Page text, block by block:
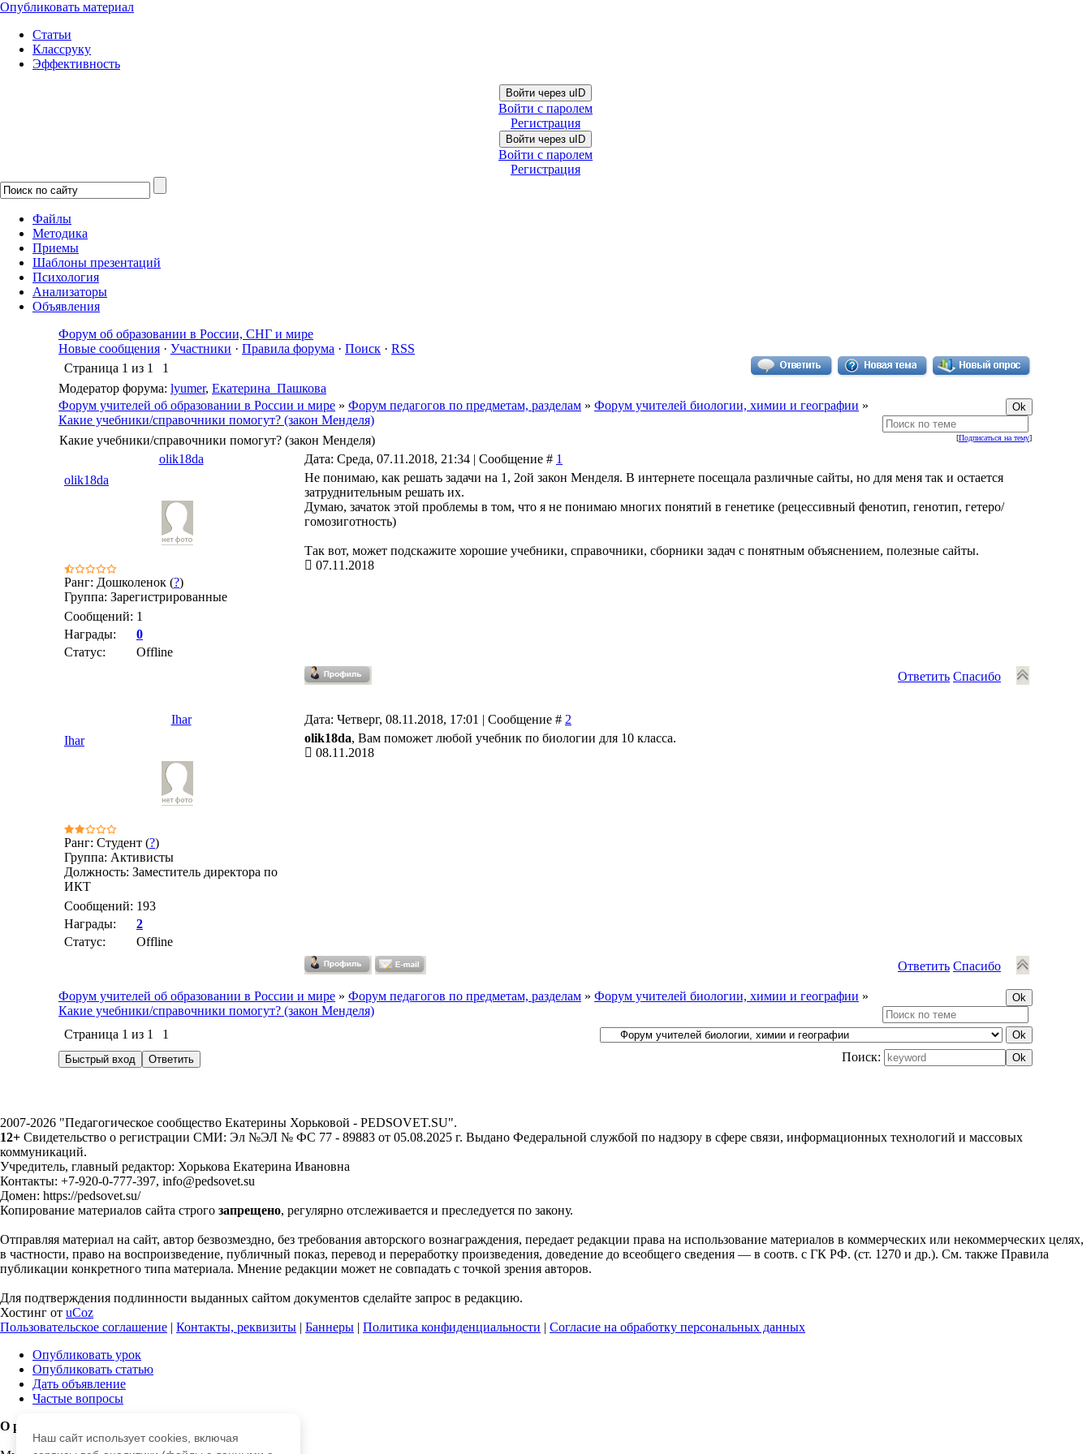
Опубликовать материал
Статьи
Классруку
Эффективность
Войти через uID
Войти с паролем
Регистрация
Войти через uID
Войти с паролем
Регистрация
Файлы
Методика
Приемы
Шаблоны презентаций
Психология
Анализаторы
Объявления
Форум об образовании в России, СНГ и мире
Новые сообщения · Участники · Правила форума · Поиск · RSS
Страница 1 из 1
1
Модератор форума: lyumer, Екатерина_Пашкова
Форум учителей об образовании в России и мире » Форум педагогов по предметам, разделам » Форум учителей биологии, химии и географии »
Какие учебники/справочники помогут? (закон Менделя)
[Подписаться на тему]
Какие учебники/справочники помогут? (закон Менделя)
olik18da
Дата: Среда, 07.11.2018, 21:34 | Сообщение # 1
olik18da
Ранг: Дошколенок (?)
Группа: Зарегистрированные
Сообщений: 1
Награды:
0
Статус:
Offline
Не понимаю, как решать задачи на 1, 2ой закон Менделя. В интернете посещала различные сайты, но для меня так и остается
затруднительным решать их.
Думаю, зачаток этой проблемы в том, что я не понимаю многих понятий в генетике (рецессивный фенотип, генотип, гетеро/
гомозиготность)
Так вот, может подскажите хорошие учебники, справочники, сборники задач с понятным объяснением, полезные сайты.
07.11.2018
Ответить Спасибо
Ihar Дата: Четверг, 08.11.2018, 17:01 | Сообщение # 2
Ihar
Ранг: Студент (?)
Группа: Активисты
Должность: Заместитель директора по
ИКТ
Сообщений: 193
Награды:
2
Статус:
Offline
olik18da, Вам поможет любой учебник по биологии для 10 класса.
08.11.2018
Ответить Спасибо
Форум учителей об образовании в России и мире » Форум педагогов по предметам, разделам » Форум учителей биологии, химии и географии »
Какие учебники/справочники помогут? (закон Менделя)
Страница 1 из 1
1
Поиск:
2007-2026 "Педагогическое сообщество Екатерины Хорьковой - PEDSOVET.SU".
12+ Свидетельство о регистрации СМИ: Эл №ЭЛ № ФС 77 - 89883 от 05.08.2025 г. Выдано Федеральной службой по надзору в сфере связи, информационных технологий и массовых
коммуникаций.
Учредитель, главный редактор: Хорькова Екатерина Ивановна
Контакты: +7-920-0-777-397, info@pedsovet.su
Домен: https://pedsovet.su/
Копирование материалов сайта строго запрещено, регулярно отслеживается и преследуется по закону.
Отправляя материал на сайт, автор безвозмездно, без требования авторского вознаграждения, передает редакции права на использование материалов в коммерческих или некоммерческих целях,
в частности, право на воспроизведение, публичный показ, перевод и переработку произведения, доведение до всеобщего сведения — в соотв. с ГК РФ. (ст. 1270 и др.). См. также Правила
публикации конкретного типа материала. Мнение редакции может не совпадать с точкой зрения авторов.
Для подтверждения подлинности выданных сайтом документов сделайте запрос в редакцию.
Хостинг от uCoz
Пользовательское соглашение | Контакты, реквизиты | Баннеры | Политика конфиденциальности | Согласие на обработку персональных данных
Опубликовать урок
Опубликовать статью
Дать объявление
Частые вопросы
О работе с сайтом
Наш сайт использует cookies, включая